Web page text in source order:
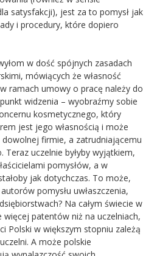
satysfakcji), jest za to pomysł jak
i procedury, które dopiero
w dość spójnych zasadach
mówiących że własność
ramach umowy o pracę należy do
widzenia – wyobraźmy sobie
kosmetycznego, który
jest jego własnością i może
dowolnej firmie, a zatrudniającemu
uczelnie byłyby wyjątkiem,
pomysłów, a w
jak dotychczas. To może,
pomysłu uwłaszczenia,
Na całym świecie w
patentów niż na uczelniach,
Polski w większym stopniu zależą
A może polskie